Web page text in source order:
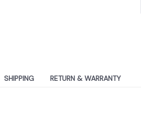
SHIPPING RETURN & WARRANTY